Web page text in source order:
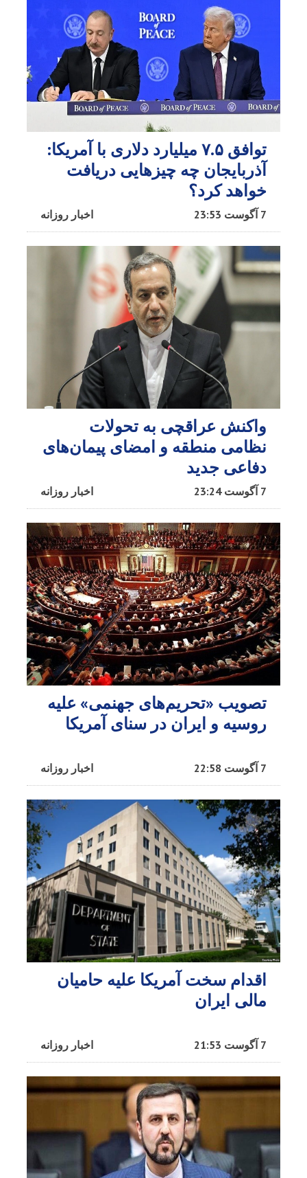
توافق ۷.۵ میلیارد دلاری با آمریکا:
آذربایجان چه چیزهایی دریافت
خواهد کرد؟
اخبار روزانه 7 آگوست 23:53
واکنش عراقچی به تحولات
نظامی منطقه و امضای پیمان‌های
دفاعی جدید
اخبار روزانه 7 آگوست 23:24
تصویب «تحریم‌های جهنمی» علیه
روسیه و ایران در سنای آمریکا
اخبار روزانه 7 آگوست 22:58
اقدام سخت آمریکا علیه حامیان
مالی ایران
اخبار روزانه 7 آگوست 21:53